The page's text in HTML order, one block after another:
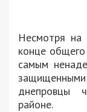
Несмотря на
конце общего
самым
днепровцы
районе.